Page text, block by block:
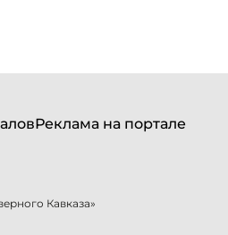
Реклама на портале
Кавказа»